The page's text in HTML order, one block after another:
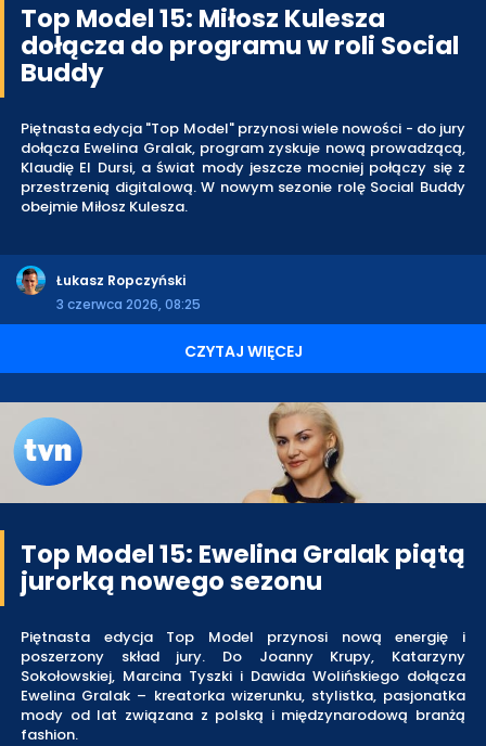
Top Model 15: Miłosz Kulesza
dołącza do programu w roli Social
Buddy
Piętnasta edycja "Top Model" przynosi wiele nowości - do jury
dołącza Ewelina Gralak, program zyskuje nową prowadzącą,
Klaudię El Dursi, a świat mody jeszcze mocniej połączy się z
przestrzenią digitalową. W nowym sezonie rolę Social Buddy
obejmie Miłosz Kulesza.
Łukasz Ropczyński
3 czerwca 2026, 08:25
CZYTAJ WIĘCEJ
Top Model 15: Ewelina Gralak piątą
jurorką nowego sezonu
Piętnasta edycja Top Model przynosi nową energię i
poszerzony skład jury. Do Joanny Krupy, Katarzyny
Sokołowskiej, Marcina Tyszki i Dawida Wolińskiego dołącza
Ewelina Gralak – kreatorka wizerunku, stylistka, pasjonatka
mody od lat związana z polską i międzynarodową branżą
fashion.